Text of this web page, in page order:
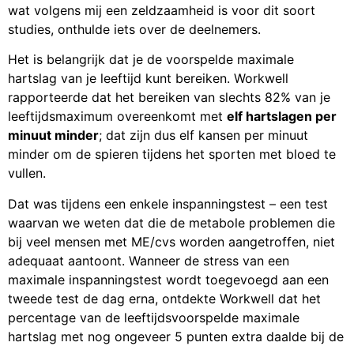
wat volgens mij een zeldzaamheid is voor dit soort
studies, onthulde iets over de deelnemers.
Het is belangrijk dat je de voorspelde maximale
hartslag van je leeftijd kunt bereiken. Workwell
rapporteerde dat het bereiken van slechts 82% van je
leeftijdsmaximum overeenkomt met elf hartslagen per
minuut minder; dat zijn dus elf kansen per minuut
minder om de spieren tijdens het sporten met bloed te
vullen.
Dat was tijdens een enkele inspanningstest – een test
waarvan we weten dat die de metabole problemen die
bij veel mensen met ME/cvs worden aangetroffen, niet
adequaat aantoont. Wanneer de stress van een
maximale inspanningstest wordt toegevoegd aan een
tweede test de dag erna, ontdekte Workwell dat het
percentage van de leeftijdsvoorspelde maximale
hartslag met nog ongeveer 5 punten extra daalde bij de